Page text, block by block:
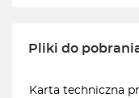
Pliki do
Karta techniczna